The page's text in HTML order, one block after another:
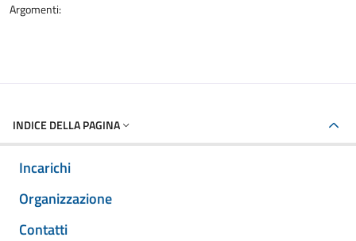
Argomenti:
INDICE DELLA PAGINA
Incarichi
Organizzazione
Contatti